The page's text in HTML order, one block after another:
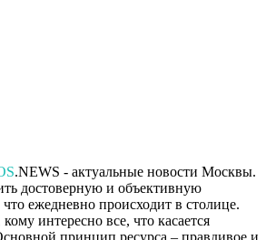
.NEWS - актуальные новости Москвы.
достоверную и объективную
ежедневно происходит в столице.
интересно все, что касается
принцип ресурса – правдивое и